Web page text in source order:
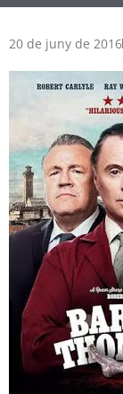
20 de juny de 2016